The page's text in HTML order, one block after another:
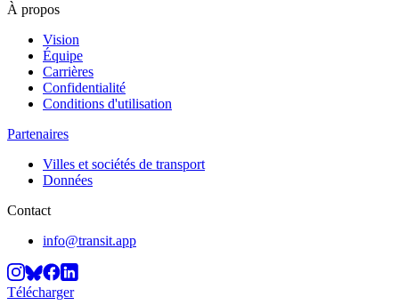
À propos
Vision
Équipe
Carrières
Confidentialité
Conditions d'utilisation
Partenaires
Villes et sociétés de transport
Données
Contact
info@transit.app
Télécharger